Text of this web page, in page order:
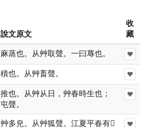
說文原文
收
藏
麻蒸也。从艸取聲。一曰蓐也。
積也。从艸畜聲。
推也。从艸从日，艸春時生也；
屯聲。
艸多皃。从艸狐聲。江夏平春有𦱄